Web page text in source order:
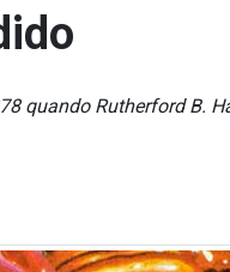
quando Rutherford B.